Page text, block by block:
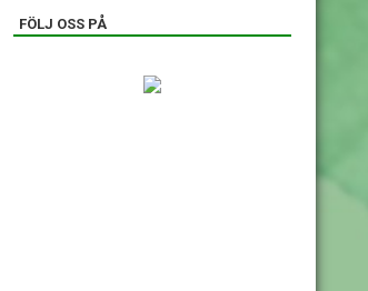
FÖLJ OSS PÅ